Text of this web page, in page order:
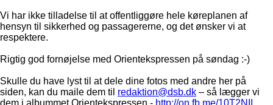
Vi har ikke tilladelse til at offentliggøre hele køreplanen af
hensyn til sikkerhed og passagererne, og det ønsker vi at
respektere.
Rigtig god fornøjelse med Orientekspressen på søndag :-)
Skulle du have lyst til at dele dine fotos med andre her på
siden, kan du maile dem til redaktion@dsb.dk – så lægger vi